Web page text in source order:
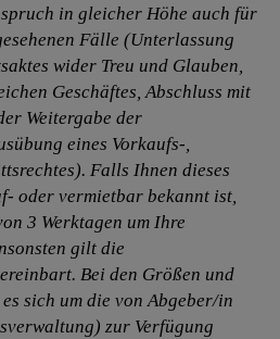
in gleicher Höhe auch für
Fälle (Unterlassung
wider Treu und Glauben,
Geschäftes, Abschluss mit
Weitergabe der
eines Vorkaufs-,
Falls Ihnen dieses
oder vermietbar bekannt ist,
3 Werktagen um Ihre
gilt die
Bei den Größen und
sich um die von Abgeber/in
zur Verfügung